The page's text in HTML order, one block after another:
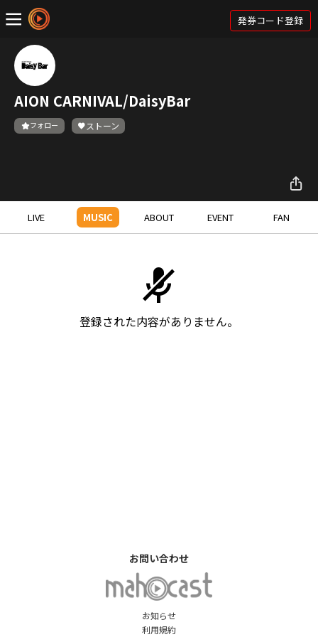
発券コード登録
AION CARNIVAL/DaisyBar
フォロー ストーン
LIVE MUSIC ABOUT EVENT FAN
登録された内容がありません。
お知らせ
利用規約
お問い合わせ